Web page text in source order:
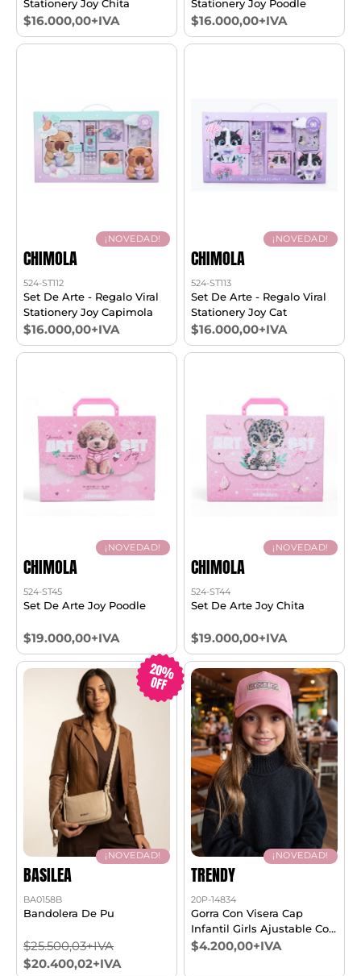
Stationery Joy Chita
$16.000,00+IVA
Stationery Joy Poodle
$16.000,00+IVA
¡NOVEDAD!
CHIMOLA
524-ST112
Set De Arte - Regalo Viral
Stationery Joy Capimola
$16.000,00+IVA
¡NOVEDAD!
CHIMOLA
524-ST113
Set De Arte - Regalo Viral
Stationery Joy Cat
$16.000,00+IVA
¡NOVEDAD!
CHIMOLA
524-ST45
Set De Arte Joy Poodle
$19.000,00+IVA
¡NOVEDAD!
CHIMOLA
524-ST44
Set De Arte Joy Chita
$19.000,00+IVA
20%
OFF
¡NOVEDAD!
BASILEA
BA0158B
Bandolera De Pu
$25.500,03+IVA
$20.400,02+IVA
¡NOVEDAD!
TRENDY
20P-14834
Gorra Con Visera Cap
Infantil Girls Ajustable Con
Abrojo
$4.200,00+IVA